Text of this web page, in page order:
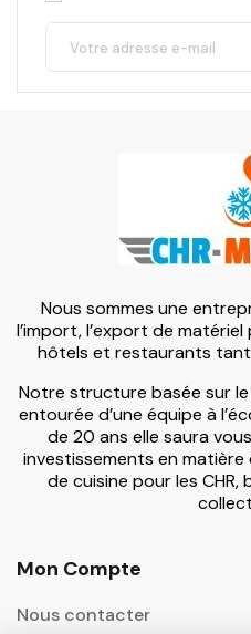
Nous sommes une
l’import, l’export de
hôtels et restaurants tant
Notre structure basée sur
entourée d’une équipe à
de 20 ans elle saura
investissements en matière
de cuisine pour les
Mon Compte
Nous contacter